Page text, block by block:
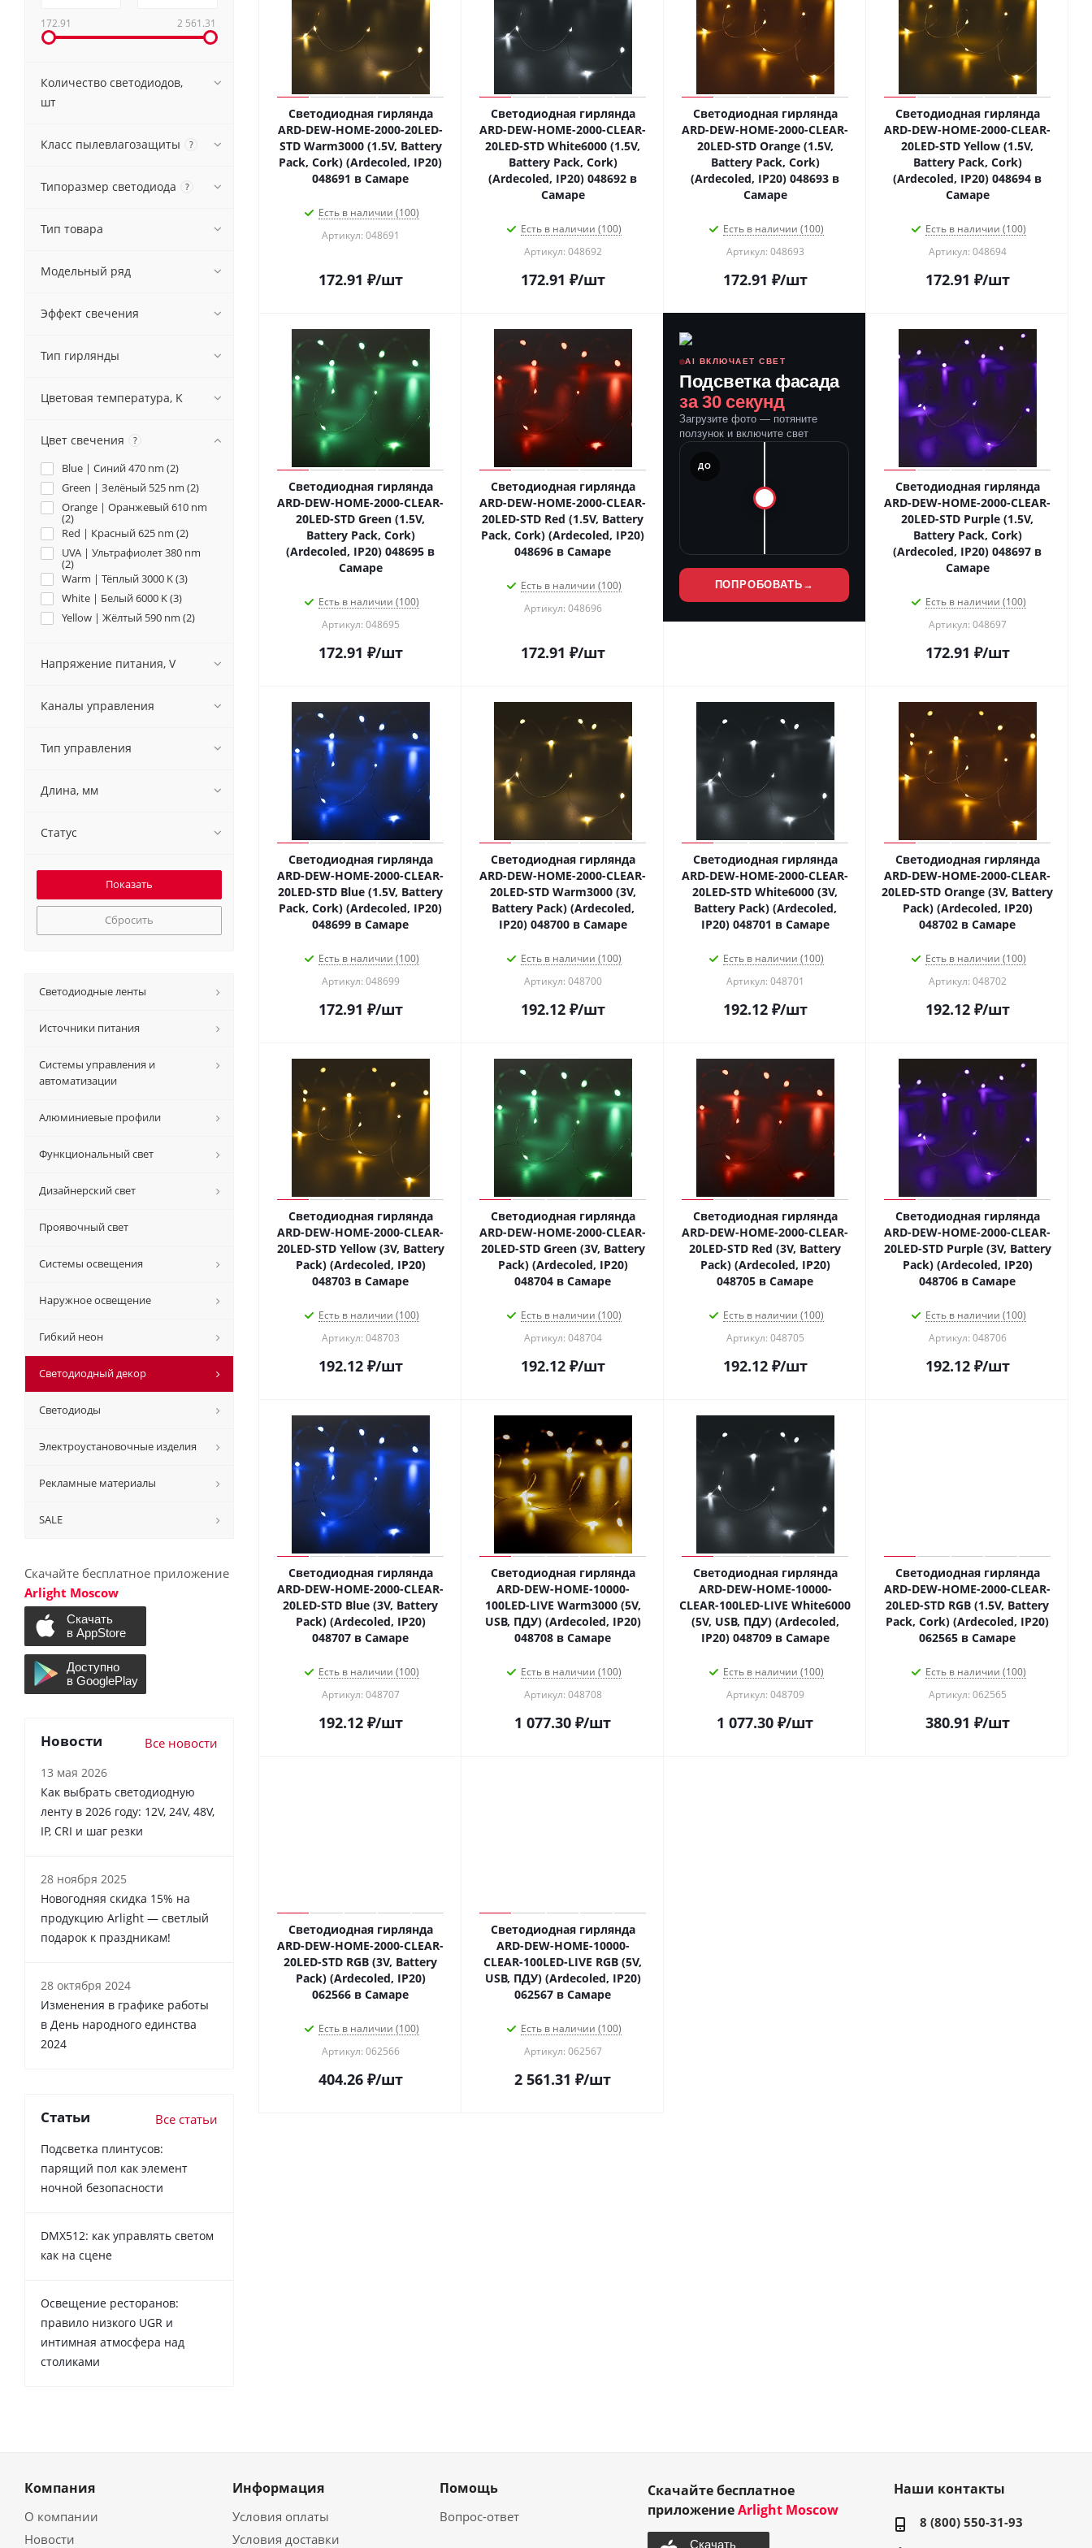
Светодиодная гирлянда
ARD-DEW-HOME-2000-20LED-
STD Warm3000 (1.5V, Battery
Pack, Cork) (Ardecoled, IP20)
048691 в Самаре
Есть в наличии (100)
Артикул: 048691
172.91 ₽/шт
Светодиодная гирлянда
ARD-DEW-HOME-2000-CLEAR-
20LED-STD White6000 (1.5V,
Battery Pack, Cork)
(Ardecoled, IP20) 048692 в
Самаре
Есть в наличии (100)
Артикул: 048692
172.91 ₽/шт
Светодиодная гирлянда
ARD-DEW-HOME-2000-CLEAR-
20LED-STD Orange (1.5V,
Battery Pack, Cork)
(Ardecoled, IP20) 048693 в
Самаре
Есть в наличии (100)
Артикул: 048693
172.91 ₽/шт
Светодиодная гирлянда
ARD-DEW-HOME-2000-CLEAR-
20LED-STD Yellow (1.5V,
Battery Pack, Cork)
(Ardecoled, IP20) 048694 в
Самаре
Есть в наличии (100)
Артикул: 048694
172.91 ₽/шт
Светодиодная гирлянда
ARD-DEW-HOME-2000-CLEAR-
20LED-STD Green (1.5V,
Battery Pack, Cork)
(Ardecoled, IP20) 048695 в
Самаре
Есть в наличии (100)
Артикул: 048695
172.91 ₽/шт
Светодиодная гирлянда
ARD-DEW-HOME-2000-CLEAR-
20LED-STD Red (1.5V, Battery
Pack, Cork) (Ardecoled, IP20)
048696 в Самаре
Есть в наличии (100)
Артикул: 048696
172.91 ₽/шт
AI ВКЛЮЧАЕТ СВЕТ
Подсветка фасада
за 30 секунд
Загрузите фото — потяните
ползунок и включите свет
ДО
ПОСЛЕ
ПОПРОБОВАТЬ →
Светодиодная гирлянда
ARD-DEW-HOME-2000-CLEAR-
20LED-STD Purple (1.5V,
Battery Pack, Cork)
(Ardecoled, IP20) 048697 в
Самаре
Есть в наличии (100)
Артикул: 048697
172.91 ₽/шт
Светодиодная гирлянда
ARD-DEW-HOME-2000-CLEAR-
20LED-STD Blue (1.5V, Battery
Pack, Cork) (Ardecoled, IP20)
048699 в Самаре
Есть в наличии (100)
Артикул: 048699
172.91 ₽/шт
Светодиодная гирлянда
ARD-DEW-HOME-2000-CLEAR-
20LED-STD Warm3000 (3V,
Battery Pack) (Ardecoled,
IP20) 048700 в Самаре
Есть в наличии (100)
Артикул: 048700
192.12₽/шт
Светодиодная гирлянда
ARD-DEW-HOME-2000-CLEAR-
20LED-STD White6000 (3V,
Battery Pack) (Ardecoled,
IP20) 048701 в Самаре
Есть в наличии (100)
Артикул: 048701
192.12₽/шт
Светодиодная гирлянда
ARD-DEW-HOME-2000-CLEAR-
20LED-STD Orange (3V, Battery
Pack) (Ardecoled, IP20)
048702 в Самаре
Есть в наличии (100)
Артикул: 048702
192.12₽/шт
Светодиодная гирлянда
ARD-DEW-HOME-2000-CLEAR-
20LED-STD Yellow (3V, Battery
Pack) (Ardecoled, IP20)
048703 в Самаре
Есть в наличии (100)
Артикул: 048703
192.12₽/шт
Светодиодная гирлянда
ARD-DEW-HOME-2000-CLEAR-
20LED-STD Green (3V, Battery
Pack) (Ardecoled, IP20)
048704 в Самаре
Есть в наличии (100)
Артикул: 048704
192.12₽/шт
Светодиодная гирлянда
ARD-DEW-HOME-2000-CLEAR-
20LED-STD Red (3V, Battery
Pack) (Ardecoled, IP20)
048705 в Самаре
Есть в наличии (100)
Артикул: 048705
192.12₽/шт
Светодиодная гирлянда
ARD-DEW-HOME-2000-CLEAR-
20LED-STD Purple (3V, Battery
Pack) (Ardecoled, IP20)
048706 в Самаре
Есть в наличии (100)
Артикул: 048706
192.12₽/шт
Светодиодная гирлянда
ARD-DEW-HOME-2000-CLEAR-
20LED-STD Blue (3V, Battery
Pack) (Ardecoled, IP20)
048707 в Самаре
Есть в наличии (100)
Артикул: 048707
192.12₽/шт
Светодиодная гирлянда
ARD-DEW-HOME-10000-
100LED-LIVE Warm3000 (5V,
USB, ПДУ) (Ardecoled, IP20)
048708 в Самаре
Есть в наличии (100)
Артикул: 048708
1 077.30 ₽/шт
Светодиодная гирлянда
ARD-DEW-HOME-10000-
CLEAR-100LED-LIVE White6000
(5V, USB, ПДУ) (Ardecoled,
IP20) 048709 в Самаре
Есть в наличии (100)
Артикул: 048709
1 077.30 ₽/шт
Светодиодная гирлянда
ARD-DEW-HOME-2000-CLEAR-
20LED-STD RGB (1.5V, Battery
Pack, Cork) (Ardecoled, IP20)
062565 в Самаре
Есть в наличии (100)
Артикул: 062565
380.91 ₽/шт
Светодиодная гирлянда
ARD-DEW-HOME-2000-CLEAR-
20LED-STD RGB (3V, Battery
Pack) (Ardecoled, IP20)
062566 в Самаре
Есть в наличии (100)
Артикул: 062566
404.26₽/шт
Светодиодная гирлянда
ARD-DEW-HOME-10000-
CLEAR-100LED-LIVE RGB (5V,
USB, ПДУ) (Ardecoled, IP20)
062567 в Самаре
Есть в наличии (100)
Артикул: 062567
2 561.31 ₽/шт
172.91 2 561.31
Количество светодиодов,
шт
Класс пылевлагозащиты ?
Типоразмер светодиода ?
Тип товара
Модельный ряд
Эффект свечения
Тип гирлянды
Цветовая температура, K
Цвет свечения ?
Blue | Синий 470 nm (2)
Green | Зелёный 525 nm (2)
Orange | Оранжевый 610 nm
(2)
Red | Красный 625 nm (2)
UVA | Ультрафиолет 380 nm
(2)
Warm | Тёплый 3000 K (3)
White | Белый 6000 K (3)
Yellow | Жёлтый 590 nm (2)
Напряжение питания, V
Каналы управления
Тип управления
Длина, мм
Статус
Сбросить
Светодиодные ленты
Источники питания
Системы управления и
автоматизации
Алюминиевые профили
Функциональный свет
Дизайнерский свет
Проявочный свет
Системы освещения
Наружное освещение
Гибкий неон
Светодиодный декор
Светодиоды
Электроустановочные изделия
Рекламные материалы
SALE
Скачайте бесплатное приложение
Arlight Moscow
Новости Все новости
13 мая 2026
Как выбрать светодиодную
ленту в 2026 году: 12V, 24V, 48V,
IP, CRI и шаг резки
28 ноября 2025
Новогодняя скидка 15% на
продукцию Arlight — светлый
подарок к праздникам!
28 октября 2024
Изменения в графике работы
в День народного единства
2024
Статьи Все статьи
Подсветка плинтусов:
парящий пол как элемент
ночной безопасности
DMX512: как управлять светом
как на сцене
Освещение ресторанов:
правило низкого UGR и
интимная атмосфера над
столиками
Компания
О компании
Новости
Информация
Условия оплаты
Условия доставки
Помощь
Вопрос-ответ
Скачайте бесплатное
приложениеArlight Moscow
Наши контакты
8 (800) 550-31-93